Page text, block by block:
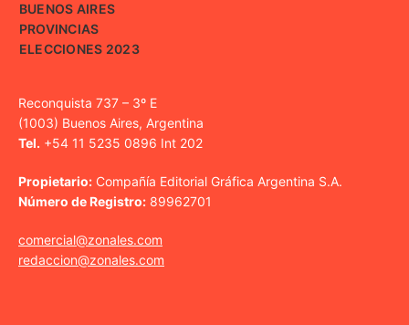
BUENOS AIRES
PROVINCIAS
ELECCIONES 2023
Reconquista 737 – 3º E
(1003) Buenos Aires, Argentina
Tel. +54 11 5235 0896 Int 202
Propietario: Compañía Editorial Gráfica Argentina S.A.
Número de Registro: 89962701
comercial@zonales.com
redaccion@zonales.com